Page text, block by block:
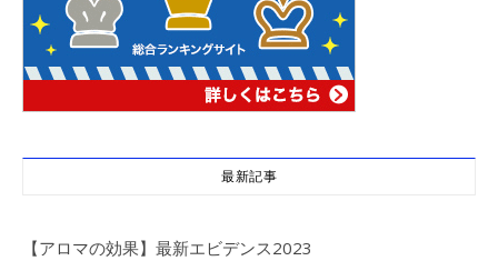
最新記事
【アロマの効果】最新エビデンス2023